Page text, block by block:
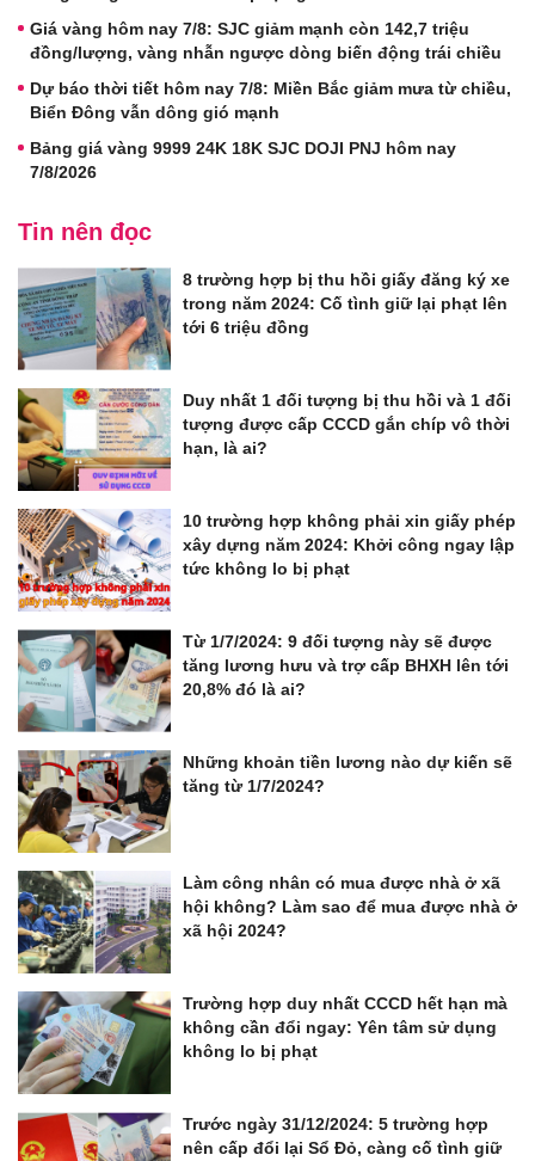
Giá vàng hôm nay 7/8: SJC giảm mạnh còn 142,7 triệu
đồng/lượng, vàng nhẫn ngược dòng biến động trái chiều
Dự báo thời tiết hôm nay 7/8: Miền Bắc giảm mưa từ chiều,
Biển Đông vẫn dông gió mạnh
Bảng giá vàng 9999 24K 18K SJC DOJI PNJ hôm nay
7/8/2026
Tin nên đọc
8 trường hợp bị thu hồi giấy đăng ký xe
trong năm 2024: Cố tình giữ lại phạt lên
tới 6 triệu đồng
Duy nhất 1 đối tượng bị thu hồi và 1 đối
tượng được cấp CCCD gắn chíp vô thời
hạn, là ai?
10 trường hợp không phải xin giấy phép
xây dựng năm 2024: Khởi công ngay lập
tức không lo bị phạt
Từ 1/7/2024: 9 đối tượng này sẽ được
tăng lương hưu và trợ cấp BHXH lên tới
20,8% đó là ai?
Những khoản tiền lương nào dự kiến sẽ
tăng từ 1/7/2024?
Làm công nhân có mua được nhà ở xã
hội không? Làm sao để mua được nhà ở
xã hội 2024?
Trường hợp duy nhất CCCD hết hạn mà
không cần đổi ngay: Yên tâm sử dụng
không lo bị phạt
Trước ngày 31/12/2024: 5 trường hợp
nên cấp đổi lại Sổ Đỏ, càng cố tình giữ